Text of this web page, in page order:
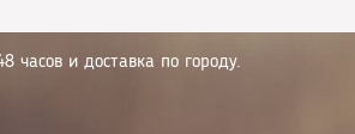
часов и доставка по городу.